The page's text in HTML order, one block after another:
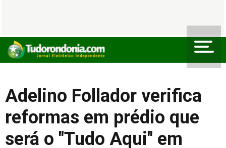
Adelino Follador verifica
reformas em prédio que
será o "Tudo Aqui" em